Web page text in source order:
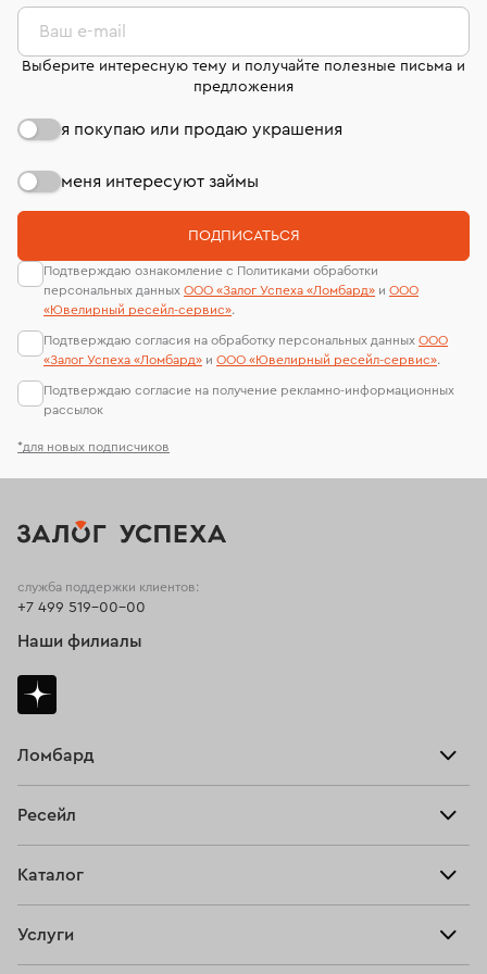
странице«Возврат украшений»
лабораторий
*для новых подписчиков
Ваш e-mail
Выберите интересную тему и получайте полезные письма и
предложения
я покупаю или продаю украшения
меня интересуют займы
ПОДПИСАТЬСЯ
Подтверждаю ознакомление с Политиками обработки
персональных данных ООО «Залог Успеха «Ломбард» и ООО
«Ювелирный ресейл-сервиc».
Подтверждаю согласия на обработку персональных данных ООО
«Залог Успеха «Ломбард» и ООО «Ювелирный ресейл-сервиc».
Подтверждаю согласие на получение рекламно-информационных
рассылок
Ломбард
Тарифы
Ресейл
Купить
Каталог
Услуги
служба поддержки клиентов:
+7 499 519-00-00
Наши филиалы